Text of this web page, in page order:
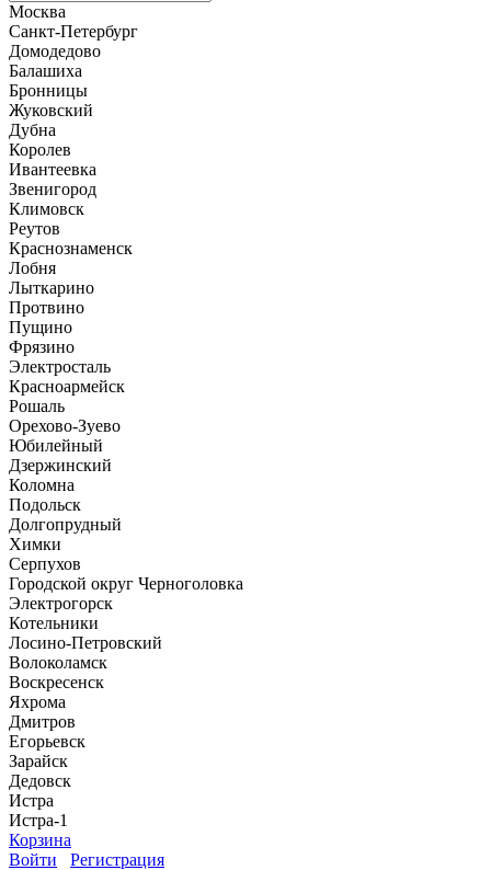
Москва
Санкт-Петербург
Домодедово
Балашиха
Бронницы
Жуковский
Дубна
Королев
Ивантеевка
Звенигород
Климовск
Реутов
Краснознаменск
Лобня
Лыткарино
Протвино
Пущино
Фрязино
Электросталь
Красноармейск
Рошаль
Орехово-Зуево
Юбилейный
Дзержинский
Коломна
Подольск
Долгопрудный
Химки
Серпухов
Городской округ Черноголовка
Электрогорск
Котельники
Лосино-Петровский
Волоколамск
Воскресенск
Яхрома
Дмитров
Егорьевск
Зарайск
Дедовск
Истра
Истра-1
Корзина
Войти
Регистрация